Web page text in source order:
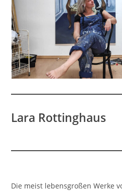
Lara Rottinghaus
Die meist lebensgroßen Werke